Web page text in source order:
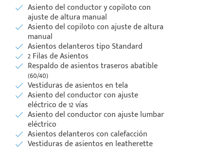
Asiento del conductor y copiloto con
ajuste de altura manual
Asiento del copiloto con ajuste de altura
manual
Asientos delanteros tipo Standard
2 Filas de Asientos
Respaldo de asientos traseros abatible
(60/40)
Vestiduras de asientos en tela
Asiento del conductor con ajuste
eléctrico de 12 vías
Asiento del conductor con ajuste lumbar
eléctrico
Asientos delanteros con calefacción
Vestiduras de asientos en leatherette